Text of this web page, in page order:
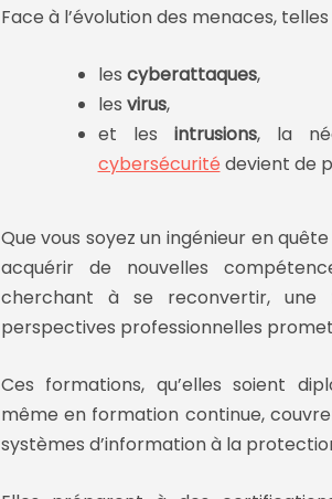
Face à l’évolution des menaces, telles
les cyberattaques,
les virus,
et les intrusions, la
cybersécurité devient de
Que vous soyez uningénieur en
acquérir de nouvelles
cherchant à se reconvertir, une
perspectives professionnelles
Ces formations, qu’elles soient
même en formation continue,
systèmes d’informationà la